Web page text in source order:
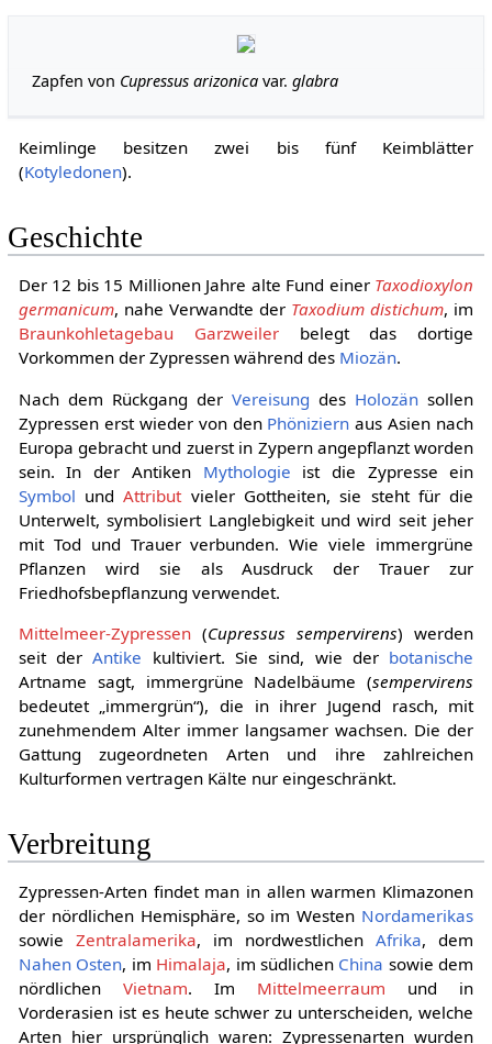
Zapfen von Cupressus arizonica var.glabra
Keimlinge besitzen zwei bis fünf Keimblätter
(Kotyledonen).
Geschichte
Der 12 bis 15 Millionen Jahre alte Fund einer Taxodioxylon
germanicum, nahe Verwandte der Taxodium distichum, im
Braunkohletagebau Garzweilerbelegt das dortige
Vorkommen der Zypressen während des Miozän.
Nach dem Rückgang derVereisung des Holozän sollen
Zypressen erst wieder von den Phöniziern aus Asien nach
Europa gebracht und zuerst in Zypern angepflanzt worden
sein. In der Antiken Mythologie ist die Zypresse ein
Symbol undAttribut vieler Gottheiten, sie steht für die
Unterwelt, symbolisiert Langlebigkeit und wird seit jeher
mit Tod und Trauer verbunden. Wie viele immergrüne
Pflanzen wird sie als Ausdruck der Trauer zur
Friedhofsbepflanzung verwendet.
Mittelmeer-Zypressen(Cupressus sempervirens) werden
seit derAntike kultiviert. Sie sind, wie der botanische
Artname sagt, immergrüne Nadelbäume (sempervirens
bedeutet „immergrün“), die in ihrer Jugend rasch, mit
zunehmendem Alter immer langsamer wachsen. Die der
Gattung zugeordneten Arten und ihre zahlreichen
Kulturformen vertragen Kälte nur eingeschränkt.
Verbreitung
Zypressen-Arten findet man in allen warmen Klimazonen
der nördlichen Hemisphäre, so im Westen Nordamerikas
sowie Zentralamerika, im nordwestlichenAfrika, dem
Nahen Osten, im Himalaja, im südlichen China sowie dem
nördlichen Vietnam. Im Mittelmeerraum und in
Vorderasien ist es heute schwer zu unterscheiden, welche
Arten hier ursprünglich waren: Zypressenarten wurden